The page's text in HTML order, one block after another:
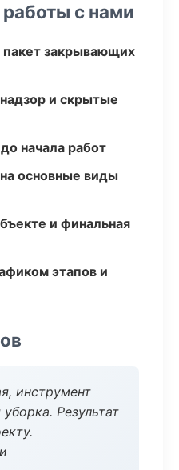
с нами
закрывающих
и скрытые
начала работ
основные виды
и финальная
этапов и
инструмент
Результат